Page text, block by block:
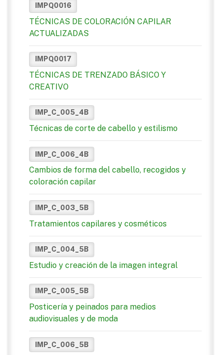
IMPQ0016
TÉCNICAS DE COLORACIÓN CAPILAR
ACTUALIZADAS
IMPQ0017
TÉCNICAS DE TRENZADO BÁSICO Y
CREATIVO
IMP_C_005_4B
Técnicas de corte de cabello y estilismo
IMP_C_006_4B
Cambios de forma del cabello, recogidos y
coloración capilar
IMP_C_003_5B
Tratamientos capilares y cosméticos
IMP_C_004_5B
Estudio y creación de la imagen integral
IMP_C_005_5B
Posticería y peinados para medios
audiovisuales y de moda
IMP_C_006_5B